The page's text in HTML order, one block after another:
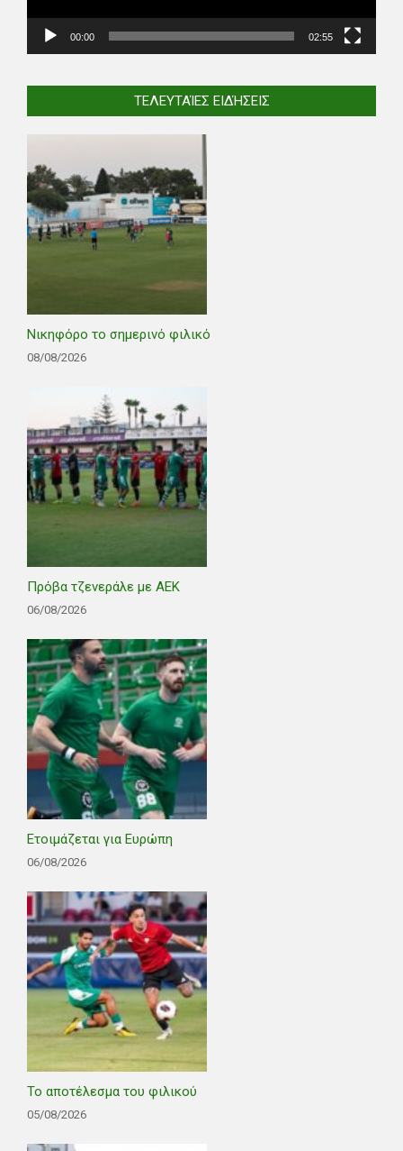
00:00 02:55
ΤΕΛΕΥΤΑΊΕΣ ΕΙΔΉΣΕΙΣ
Νικηφόρο το σημερινό φιλικό
08/08/2026
Πρόβα τζενεράλε με ΑΕΚ
06/08/2026
Ετοιμάζεται για Ευρώπη
06/08/2026
Το αποτέλεσμα του φιλικού
05/08/2026